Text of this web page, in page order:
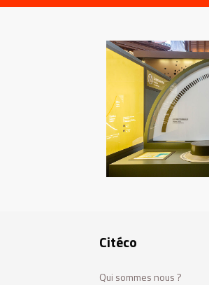
Citéco
Qui sommes nous ?